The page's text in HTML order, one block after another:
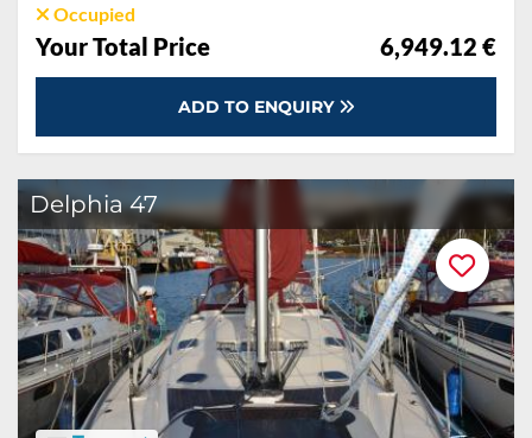
Occupied
Your Total Price 6,949.12 €
ADD TO ENQUIRY
Delphia 47